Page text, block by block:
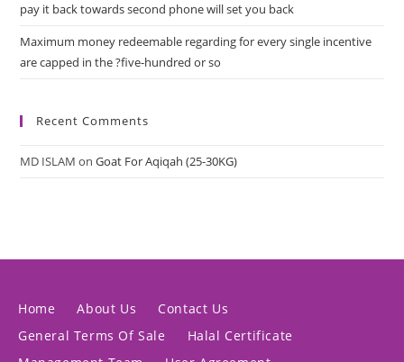
pay it back towards second phone will set you back
Maximum money redeemable regarding for every single incentive
are capped in the ?five-hundred or so
Recent Comments
MD ISLAM onGoat For Aqiqah (25-30KG)
Home About Us
Contact Us
General Terms Of Sale
Halal Certificate